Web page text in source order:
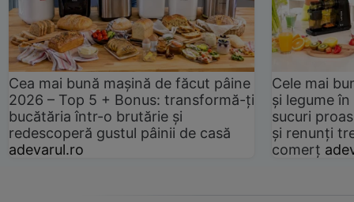
Cea mai bună mașină de făcut pâine
2026 – Top 5 + Bonus: transformă-ți
bucătăria într-o brutărie și
redescoperă gustul pâinii de casă
adevarul.ro
Cele mai
și legume
sucuri
și renunți
comerț